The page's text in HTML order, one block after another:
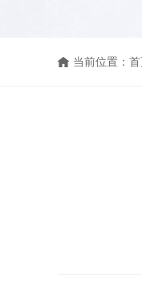
当前位置：